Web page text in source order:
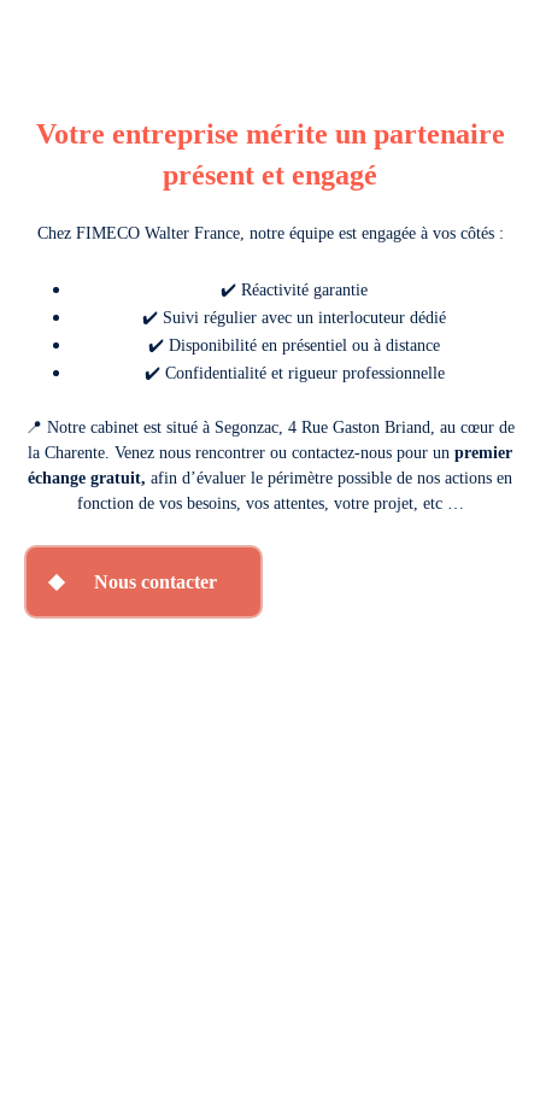
Votre entreprise mérite un partenaire
présent et engagé
Chez FIMECO Walter France, notre équipe est engagée à vos côtés :
✔️ Réactivité garantie
✔️ Suivi régulier avec un interlocuteur dédié
✔️ Disponibilité en présentiel ou à distance
✔️ Confidentialité et rigueur professionnelle
📍 Notre cabinet est situé à Segonzac, 4 Rue Gaston Briand, au cœur de
la Charente. Venez nous rencontrer ou contactez-nous pour un premier
échange gratuit, afin d’évaluer le périmètre possible de nos actions en
fonction de vos besoins, vos attentes, votre projet, etc …
Nous contacter